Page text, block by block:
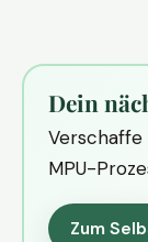
Dein
Verschaffe
MPU-
Zum